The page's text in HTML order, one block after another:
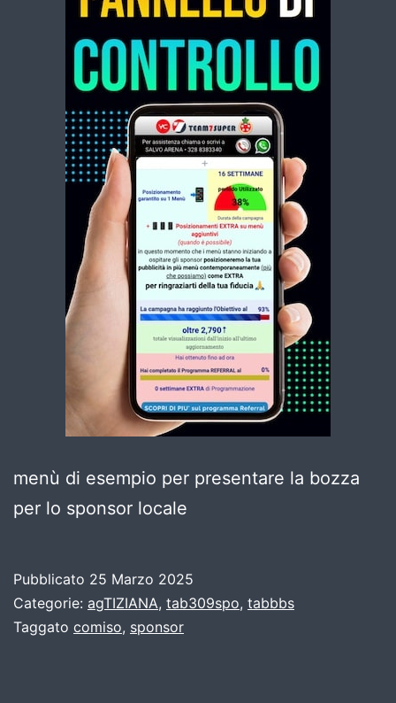
menù di esempio per presentare la bozza
per lo sponsor locale
Pubblicato 25 Marzo 2025
Categorie: agTIZIANA, tab309spo, tabbbs
Taggato comiso, sponsor